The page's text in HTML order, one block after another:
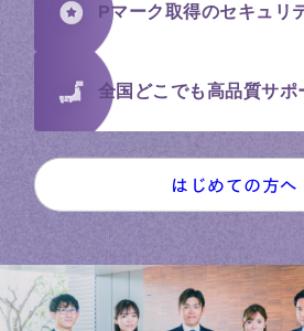
Pマーク取得のセキュリ
全国どこでも高品質サポ
はじめての方へ